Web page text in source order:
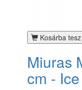
Kosárba tesz
Miuras
cm -